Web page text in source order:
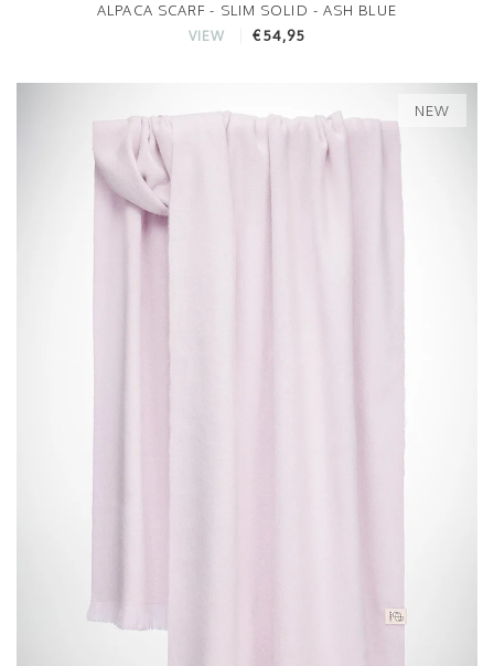
ALPACA SCARF - SLIM SOLID - ASH BLUE
VIEW €54,95
NEW